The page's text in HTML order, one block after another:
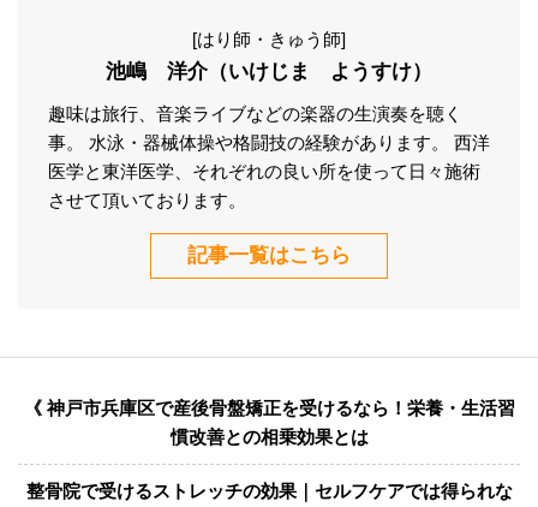
[はり師・きゅう師]
池嶋 洋介（いけじま ようすけ）
趣味は旅行、音楽ライブなどの楽器の生演奏を聴く
事。 水泳・器械体操や格闘技の経験があります。 西洋
医学と東洋医学、それぞれの良い所を使って日々施術
させて頂いております。
記事一覧はこちら
《 神戸市兵庫区で産後骨盤矯正を受けるなら！栄養・生活習
慣改善との相乗効果とは
整骨院で受けるストレッチの効果｜セルフケアでは得られな